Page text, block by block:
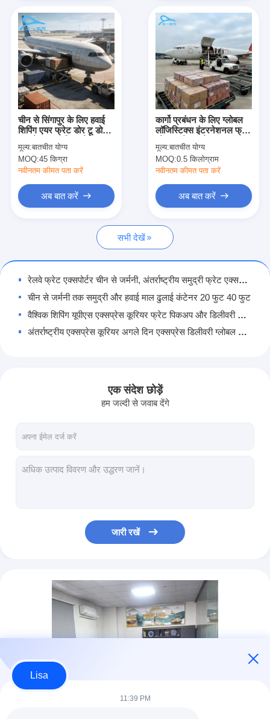
सभी मामलों
अब बात करें
इंटरनेशनल फ्रेट फॉरवर्ड
हवाई माल ढुलाई
समुद्री माल
चीन से डीडीपी शिपिंग
ट्रक माल ढुलाई
गोदाम सेवा
चीन से सिंगापुर के लिए हवाई
शिपिंग एयर फ्रेट डोर टू डोर
इंटरनेशनल कूरियर सेवा
मूल्य:बातचीत योग्य
MOQ:45 किग्रा
नवीनतम कीमत पता करें
अब बात करें
कार्गो प्रबंधन के लिए ग्लोबल
लॉजिस्टिक्स इंटरनेशनल फ्रेट
स्पेंडर समेकन सेवा
मूल्य:बातचीत योग्य
MOQ:0.5 किलोग्राम
नवीनतम कीमत पता करें
अब बात करें
सभी देखें
रेलवे फ्रेट एक्सपोर्टर चीन से जर्मनी, अंतर्राष्ट्रीय समुद्री फ्रेट एक्सपोर्टर सेवाएं
चीन से जर्मनी तक समुद्री और हवाई माल ढुलाई कंटेनर 20 फुट 40 फुट
वैश्विक शिपिंग यूपीएस एक्सप्रेस कूरियर फ्रेट पिकअप और डिलीवरी सेवाएं
अंतर्राष्ट्रीय एक्सप्रेस कूरियर अगले दिन एक्सप्रेस डिलीवरी ग्लोबल शिपिंग लॉजिस्टिक्स समाधान
सुरक्षित यूपीएस अंतर्राष्ट्रीय पार्सल ट्रैकिंग वास्तविक समय ट्रैकिंग हवाई अंतर्राष्ट्रीय शिपिंग
तेज़ डिलीवरी यूपीएस ग्लोबल फ्रेट फॉरवर्डिंग इंटरनेशनल एक्सप्रेस कूरियर सर्विस
वैश्विक / अंतर्राष्ट्रीय यूपीएस डिलीवरी सेवा, एक्सप्रेस एयर शिपिंग फ्रेट
तेज़ डिलीवरी डीएचएल कूरियर अगले दिन डिलीवरी लॉजिस्टिक्स डीएचएल अंतर्राष्ट्रीय शिपिंग फ्रेट
Dycargo डीएचएल कूरियर अंतर्राष्ट्रीय शिपिंग एक्सपोर्टर, डीएचएल फ्रेट शिपिंग वर्ल्डवाइड
अंतर्राष्ट्रीय कूरियर डीएचएल एक्सप्रेस वर्ल्डवाइड शिपिंग बड़े पार्सल के लिए
रीयल टाइम ऑनलाइन ट्रैकिंग डीएचएल कूरियर / डीएचएल एयर शिपिंग इंटरनेशनल कूरियर
अगले दिन डिलीवरी शिपिंग अंतर्राष्ट्रीय एक्सप्रेस कूरियर फास्ट सुरक्षित डीएचएल ग्लोबल फ्रेट
एक संदेश छोड़ें
हम जल्दी से जवाब देंगे
जारी रखें
Lisa
11:39 PM